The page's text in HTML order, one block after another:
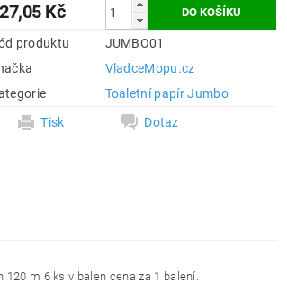
Kč
produktu
JUMBO01
VladceMopu.cz
Toaletní papír Jumbo
Tisk
Dotaz
m 6 ks v balen cena za 1 balení.